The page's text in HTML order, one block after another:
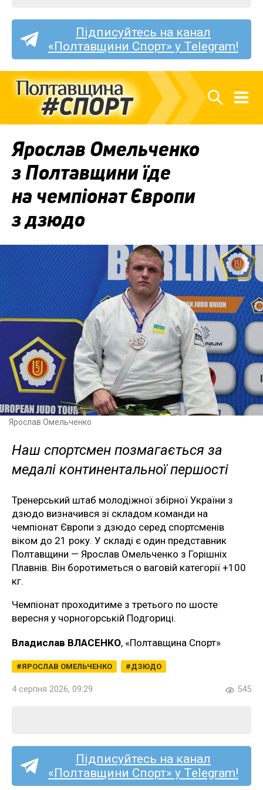
Підписуйтесь на канал
«Полтавщини Спорт» у Telegram!
Ярослав Омельченко
з Полтавщини їде
на чемпіонат Європи
з дзюдо
Ярослав Омельченко
Наш спортсмен позмагається за
медалі континентальної першості
Тренерський штаб молодіжної збірної України з
дзюдо визначився зі складом команди на
чемпіонат Європи з дзюдо серед спортсменів
віком до 21 року. У складі є один представник
Полтавщини — Ярослав Омельченко з Горішніх
Плавнів. Він боротиметься о ваговій категорії +100
кг.
Чемпіонат проходитиме з третього по шосте
вересня у чорногорській Подгориці.
Владислав ВЛАСЕНКО, «Полтавщина Спорт»
ЯРОСЛАВ ОМЕЛЬЧЕНКО ДЗЮДО
4 серпня 2026, 09:29 545
Підписуйтесь на канал
«Полтавщини Спорт» у Telegram!